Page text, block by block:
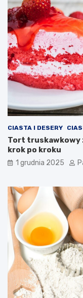
CIASTA I DESERY
Tort truskawkowy
krok po kroku
1 grudnia 2025